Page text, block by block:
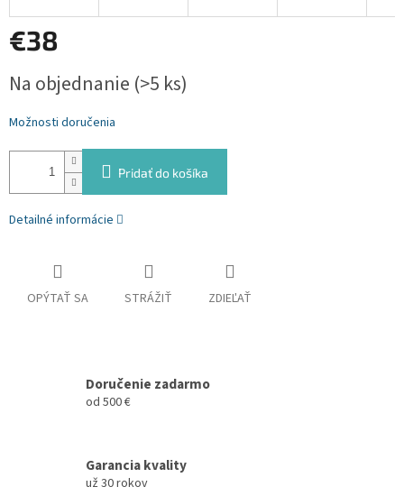
€38
cena:
Na objednanie (>5 ks)
Možnosti doručenia
Pridať do košíka
Detailné informácie
OPÝTAŤ SA STRÁŽIŤ ZDIEĽAŤ
Doručenie zadarmo
od 500 €
Garancia kvality
už 30 rokov